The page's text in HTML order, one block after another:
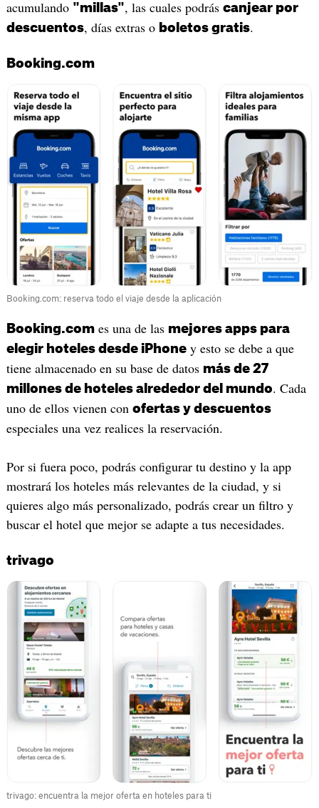
acumulando "millas", las cuales podrás canjear por
descuentos, días extras o boletos gratis.
Booking.com
Booking.com: reserva todo el viaje desde la aplicación
Booking.comes una de las mejores apps para
elegir hoteles desde iPhoney esto se debe a que
tiene almacenado en su base de datos más de 27
millones de hoteles alrededor del mundo. Cada
uno de ellos vienen con ofertas y descuentos
especiales una vez realices la reservación.
Por si fuera poco, podrás configurar tu destino y la app
mostrará los hoteles más relevantes de la ciudad, y si
quieres algo más personalizado, podrás crear un filtro y
buscar el hotel que mejor se adapte a tus necesidades.
trivago
trivago: encuentra la mejor oferta en hoteles para ti